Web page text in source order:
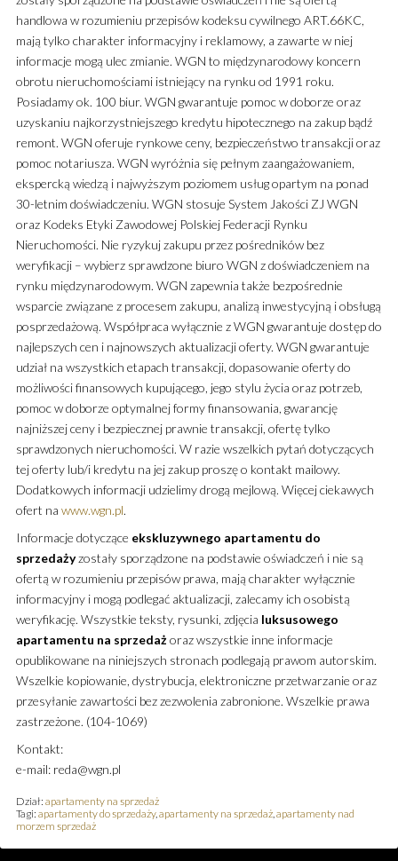
handlowa w rozumieniu przepisów kodeksu cywilnego ART.66KC,
mają tylko charakter informacyjny i reklamowy, a zawarte w niej
informacje mogą ulec zmianie. WGN to międzynarodowy koncern
obrotu nieruchomościami istniejący na rynku od 1991 roku.
Posiadamy ok. 100 biur. WGN gwarantuje pomoc w doborze oraz
uzyskaniu najkorzystniejszego kredytu hipotecznego na zakup bądź
remont. WGN oferuje rynkowe ceny, bezpieczeństwo transakcji oraz
pomoc notariusza. WGN wyróżnia się pełnym zaangażowaniem,
ekspercką wiedzą i najwyższym poziomem usług opartym na ponad
30-letnim doświadczeniu. WGN stosuje System Jakości ZJ WGN
oraz Kodeks Etyki Zawodowej Polskiej Federacji Rynku
Nieruchomości. Nie ryzykuj zakupu przez pośredników bez
weryfikacji – wybierz sprawdzone biuro WGN z doświadczeniem na
rynku międzynarodowym. WGN zapewnia także bezpośrednie
wsparcie związane z procesem zakupu, analizą inwestycyjną i obsługą
posprzedażową. Współpraca wyłącznie z WGN gwarantuje dostęp do
najlepszych cen i najnowszych aktualizacji oferty. WGN gwarantuje
udział na wszystkich etapach transakcji, dopasowanie oferty do
możliwości finansowych kupującego, jego stylu życia oraz potrzeb,
pomoc w doborze optymalnej formy finansowania, gwarancję
najniższej ceny i bezpiecznej prawnie transakcji, ofertę tylko
sprawdzonych nieruchomości. W razie wszelkich pytań dotyczących
tej oferty lub/i kredytu na jej zakup proszę o kontakt mailowy.
Dodatkowych informacji udzielimy drogą mejlową. Więcej ciekawych
ofert na www.wgn.pl.
Informacje dotyczące ekskluzywnego apartamentu do
sprzedażyzostały sporządzone na podstawie oświadczeń i nie są
ofertą w rozumieniu przepisów prawa, mają charakter wyłącznie
informacyjny i mogą podlegać aktualizacji, zalecamy ich osobistą
weryfikację. Wszystkie teksty, rysunki, zdjęcia luksusowego
apartamentu na sprzedażoraz wszystkie inne informacje
opublikowane na niniejszych stronach podlegają prawom autorskim.
Wszelkie kopiowanie, dystrybucja, elektroniczne przetwarzanie oraz
przesyłanie zawartości bez zezwolenia zabronione. Wszelkie prawa
zastrzeżone. (104-1069)
Kontakt:
e-mail: reda@wgn.pl
Dział: apartamenty na sprzedaż
Tagi: apartamenty do sprzedaży,apartamenty na sprzedaż,apartamenty nad
morzem sprzedaż